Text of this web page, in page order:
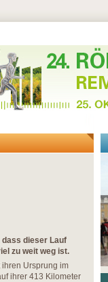
dass dieser Lauf
zu weit weg ist.
Ursprung im
ihrer 413 Kilometer